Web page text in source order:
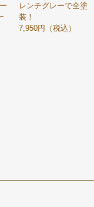
レンチグレーで全塗
装！
7,950円（税込）